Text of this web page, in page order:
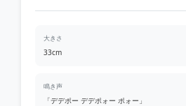
大きさ
33cm
鳴き声
「デデポー デデポォー ポォー」